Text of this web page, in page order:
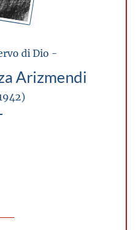
di Dio -
Arizmendi